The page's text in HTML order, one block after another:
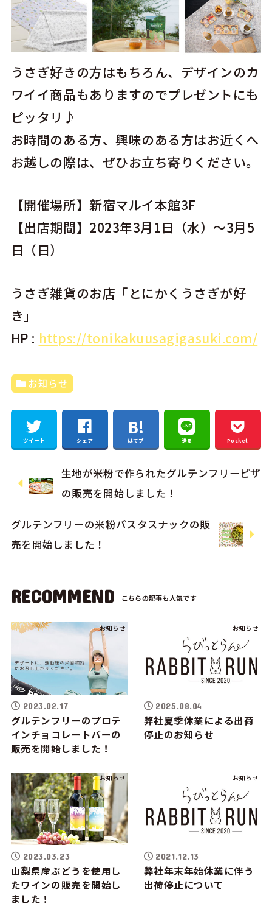
うさぎ好きの方はもちろん、デザインのカ
ワイイ商品もありますのでプレゼントにも
ピッタリ♪
お時間のある方、興味のある方はお近くへ
お越しの際は、ぜひお立ち寄りください。
【開催場所】新宿マルイ本館3F
【出店期間】2023年3月1日（水）～3月5
日（日）
うさぎ雑貨のお店「とにかくうさぎが好
き」
HP : https://tonikakuusagigasuki.com/
お知らせ
ツイート シェア はてブ 送る Pocket
生地が米粉で作られたグルテンフリーピザ
の販売を開始しました！
グルテンフリーの米粉パスタスナックの販
売を開始しました！
RECOMMEND
お知らせ
2023.02.17
グルテンフリーのプロテ
インチョコレートバーの
販売を開始しました！
お知らせ
2025.08.04
弊社夏季休業による出荷
停止のお知らせ
お知らせ
2023.03.23
山梨県産ぶどうを使用し
たワインの販売を開始し
ました！
お知らせ
2021.12.13
弊社年末年始休業に伴う
出荷停止について